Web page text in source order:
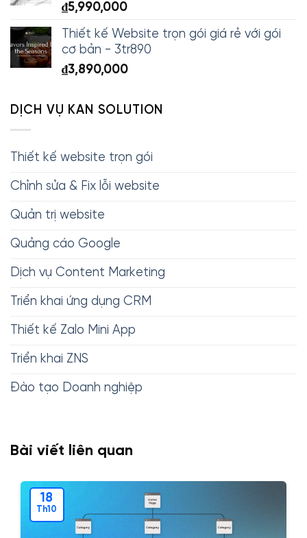
₫5,990,000
Thiết kế Website trọn gói giá rẻ với gói
cơ bản - 3tr890
₫3,890,000
DỊCH VỤ KAN SOLUTION
Thiết kế website trọn gói
Chỉnh sửa & Fix lỗi website
Quản trị website
Quảng cáo Google
Dịch vụ Content Marketing
Triển khai ứng dụng CRM
Thiết kế Zalo Mini App
Triển khai ZNS
Đào tạo Doanh nghiệp
Bài viết liên quan
18
Th10